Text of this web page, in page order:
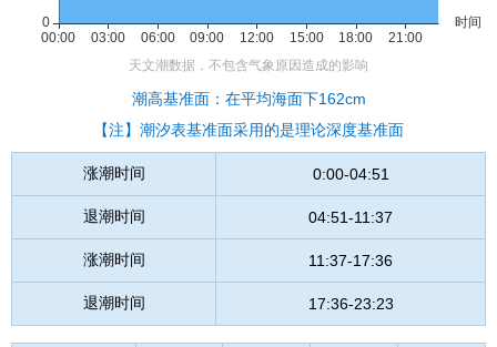
潮高基准面：在平均海面下162cm
【注】潮汐表基准面采用的是理论深度基准面
涨潮时间 0:00-04:51
退潮时间 04:51-11:37
涨潮时间 11:37-17:36
退潮时间 17:36-23:23